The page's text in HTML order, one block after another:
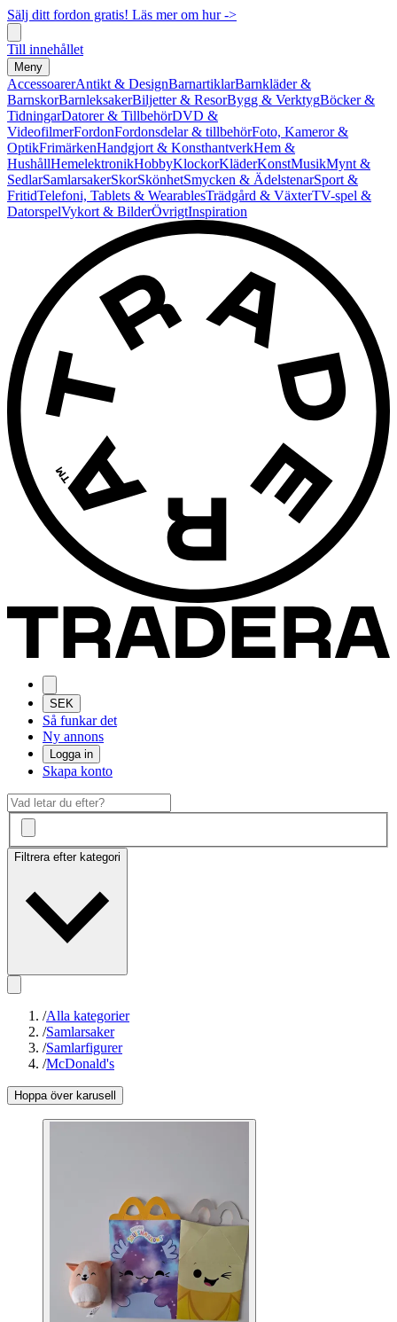
Sälj ditt fordon gratis! Läs mer om hur ->
Till innehållet
Meny
AccessoarerAntikt & DesignBarnartiklarBarnkläder &
BarnskorBarnleksakerBiljetter & ResorBygg & VerktygBöcker &
TidningarDatorer & TillbehörDVD &
VideofilmerFordonFordonsdelar & tillbehörFoto, Kameror &
OptikFrimärkenHandgjort & KonsthantverkHem &
HushållHemelektronikHobbyKlockorKläderKonstMusikMynt &
SedlarSamlarsakerSkorSkönhetSmycken & ÄdelstenarSport &
FritidTelefoni, Tablets & WearablesTrädgård & VäxterTV-spel &
DatorspelVykort & BilderÖvrigtInspiration
SEK
Så funkar det
Ny annons
Logga in
Skapa konto
Filtrera efter kategori
/Alla kategorier
/Samlarsaker
/Samlarfigurer
/McDonald's
Hoppa över karusell